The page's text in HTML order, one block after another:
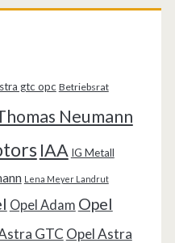
gtc opc Betriebsrat
Neumann
IAA IG Metall
Lena Meyer Landrut
Opel Adam Opel
GTC Opel Astra